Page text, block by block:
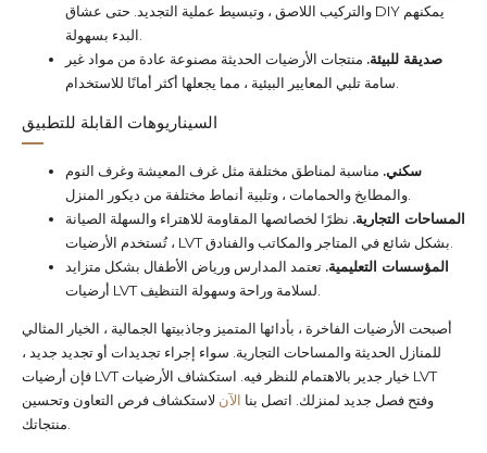
والتركيب اللاصق ، وتبسيط عملية التجديد. حتى عشاق DIY يمكنهم
صديقة للبيئة. منتجات الأرضيات الحديثة مصنوعة عادة من مواد غير
السيناريوهات القابلة للتطبيق
سكني. مناسبة لمناطق مختلفة مثل غرف المعيشة وغرف النوم
المساحات التجارية. نظرًا لخصائصها المقاومة للاهتراء والسهلة الصيانة
المؤسسات التعليمية. تعتمد المدارس ورياض الأطفال بشكل متزايد
أصبحت الأرضيات الفاخرة ، بأدائها المتميز وجاذبيتها الجمالية ، الخيار المثالي
للمنازل الحديثة والمساحات التجارية. سواء إجراء تجديدات أو تجديد جديد ،
فإن أرضيات LVT خيار جدير بالاهتمام للنظر فيه. استكشاف الأرضيات LVT
وفتح فصل جديد لمنزلك. اتصل بنا الآن لاستكشاف فرص التعاون وتحسين